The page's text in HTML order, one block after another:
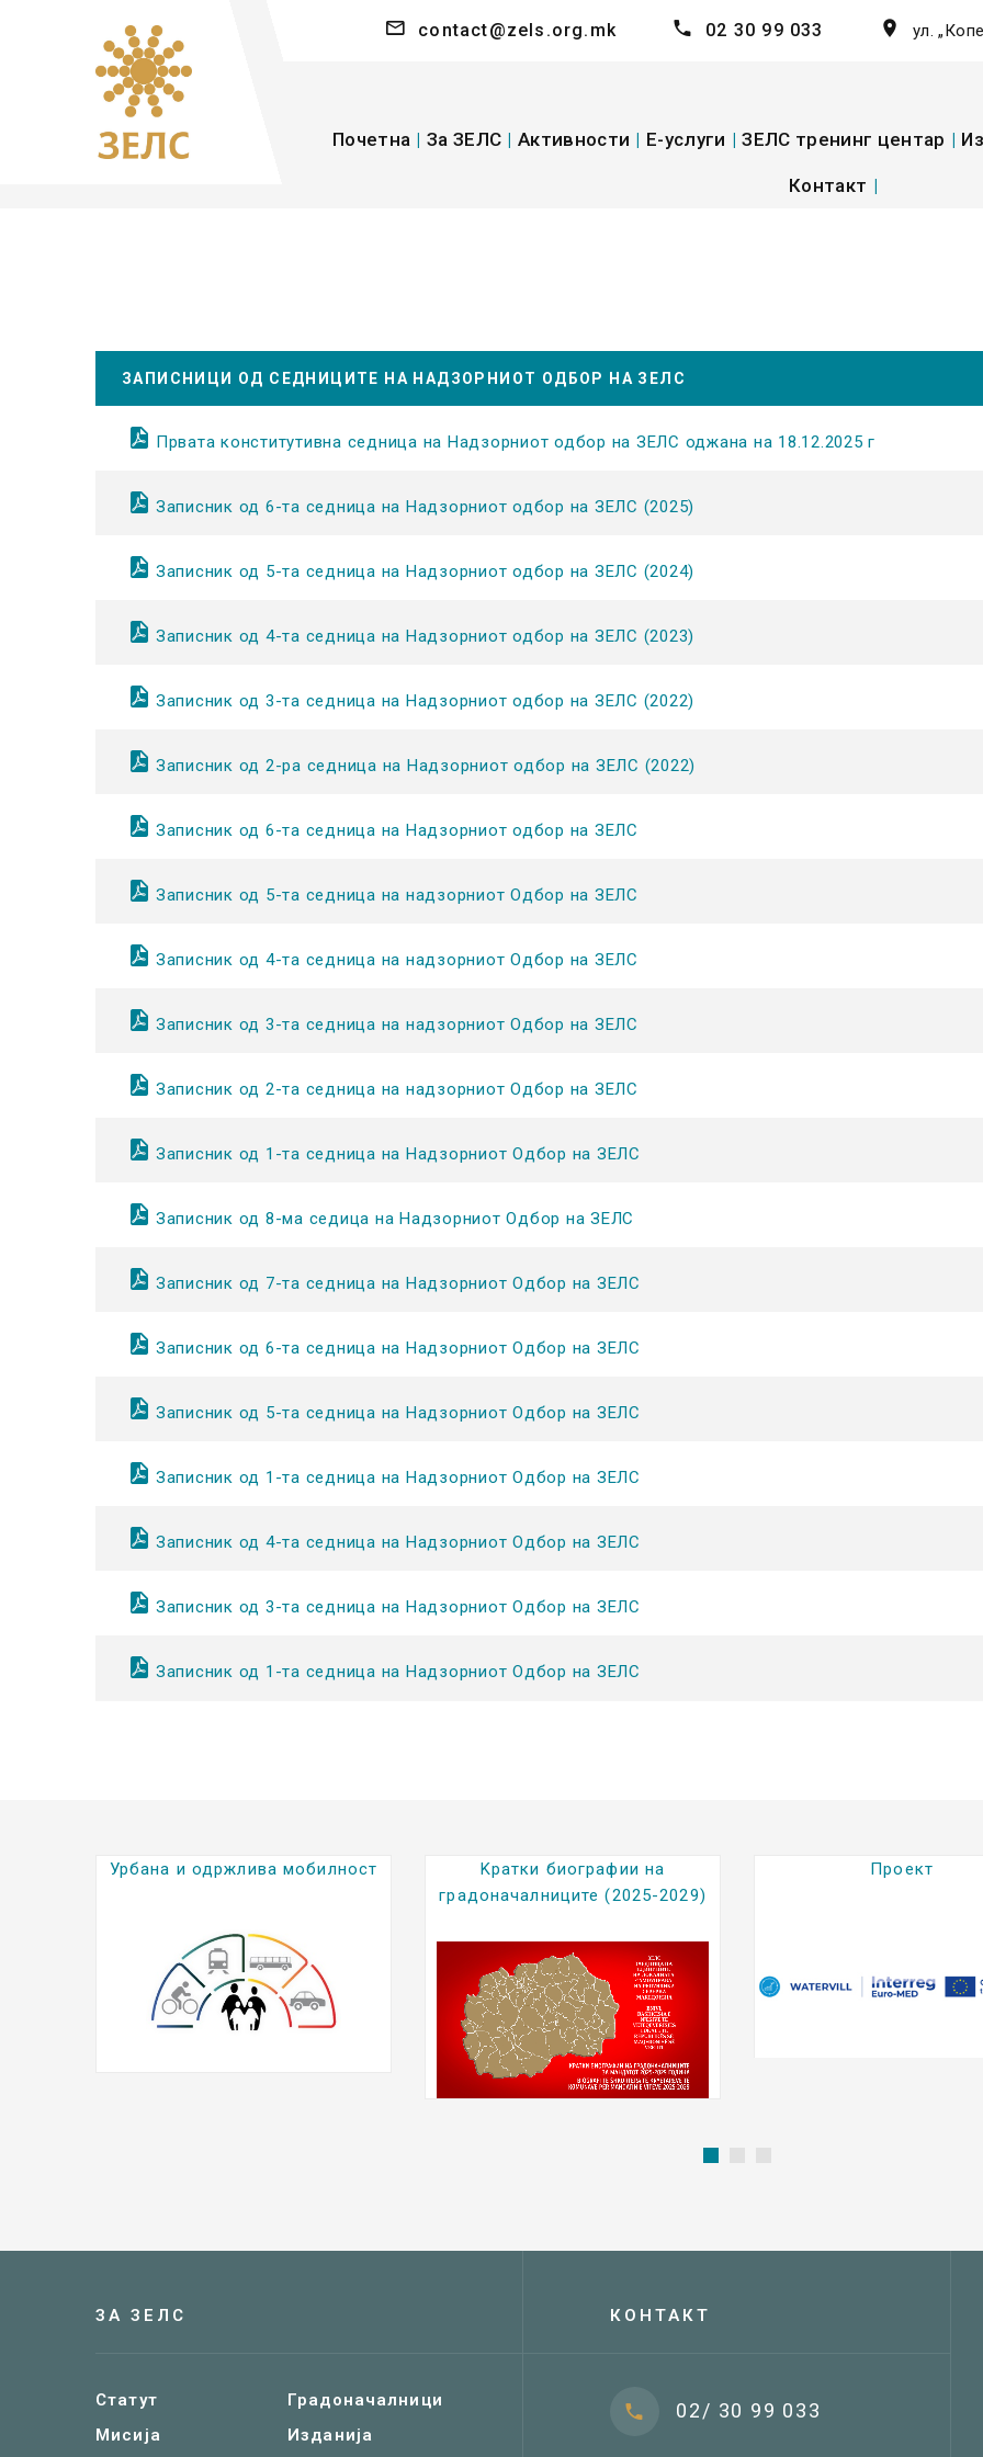
contact@zels.org.mk 02 30 99 033 ул.
Почетна | За ЗЕЛС | Активности | E-услуги | ЗЕЛС тренинг центар |
Контакт |
ЗАПИСНИЦИ ОД СЕДНИЦИТЕ НА НАДЗОРНИОТ ОДБОР НА ЗЕЛС
Првата конститутивна седница на Надзорниот одбор на ЗЕЛС оджана на 18.12.2025 г
Записник од 6-та седница на Надзорниот одбор на ЗЕЛС (2025)
Записник од 5-та седница на Надзорниот одбор на ЗЕЛС (2024)
Записник од 4-та седница на Надзорниот одбор на ЗЕЛС (2023)
Записник од 3-та седница на Надзорниот одбор на ЗЕЛС (2022)
Записник од 2-ра седница на Надзорниот одбор на ЗЕЛС (2022)
Записник од 6-та седница на Надзорниот одбор на ЗЕЛС
Записник од 5-та седница на надзорниот Одбор на ЗЕЛС
Записник од 4-та седница на надзорниот Одбор на ЗЕЛС
Записник од 3-та седница на надзорниот Одбор на ЗЕЛС
Записник од 2-та седница на надзорниот Одбор на ЗЕЛС
Записник од 1-та седница на Надзорниот Одбор на ЗЕЛС
Записник од 8-ма седица на Надзорниот Одбор на ЗЕЛС
Записник од 7-та седница на Надзорниот Одбор на ЗЕЛС
Записник од 6-та седница на Надзорниот Одбор на ЗЕЛС
Записник од 5-та седница на Надзорниот Одбор на ЗЕЛС
Записник од 1-та седница на Надзорниот Одбор на ЗЕЛС
Записник од 4-та седница на Надзорниот Одбор на ЗЕЛС
Записник од 3-та седница на Надзорниот Одбор на ЗЕЛС
Записник од 1-та седница на Надзорниот Одбор на ЗЕЛС
Kратки биографии на
Проект Градежно Земјиште
ЗА ЗЕЛС
Статут
Мисија
Градоначалници
Изданија
КОНТАКТ
02/ 30 99 033